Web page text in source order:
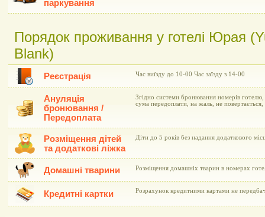
паркування
Порядок проживання у готелі Юрая
Blank)
Реєстрація Час виїзду до 10-00 Час заїзду з 14-00
Ануляція
бронювання /
Передоплата
Згідно системи бронювання номерів готелю,
сума передоплати, на жаль, не повертається,
Розміщення дітей
та додаткові ліжка
Діти до 5 років без надання додаткового
Домашні тварини Розміщення домашніх тварин в номерах
Кредитні картки Розрахунок кредитними картами не